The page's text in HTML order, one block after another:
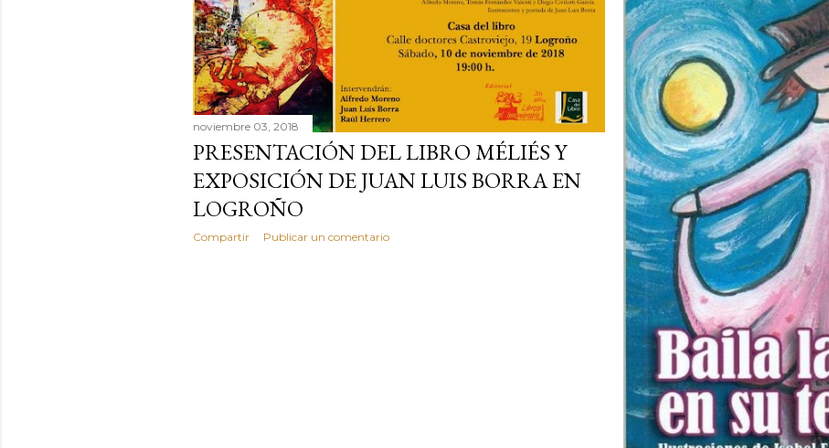
a
d
a
s
noviembre 03, 2018
PRESENTACIÓN DEL LIBRO MÉLIÉS Y
EXPOSICIÓN DE JUAN LUIS BORRA EN
LOGROÑO
Compartir Publicar un comentario